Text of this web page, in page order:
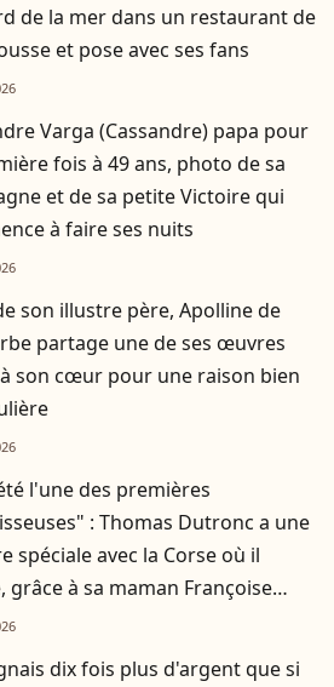
de la mer dans un restaurant de
et pose avec ses fans
Varga (Cassandre) papa pour
fois à 49 ans, photo de sa
et de sa petite Victoire qui
à faire ses nuits
son illustre père, Apolline de
partage une de ses œuvres
son cœur pour une raison bien
l'une des premières
: Thomas Dutronc a une
spéciale avec la Corse où il
grâce à sa maman Françoise
dix fois plus d'argent que si